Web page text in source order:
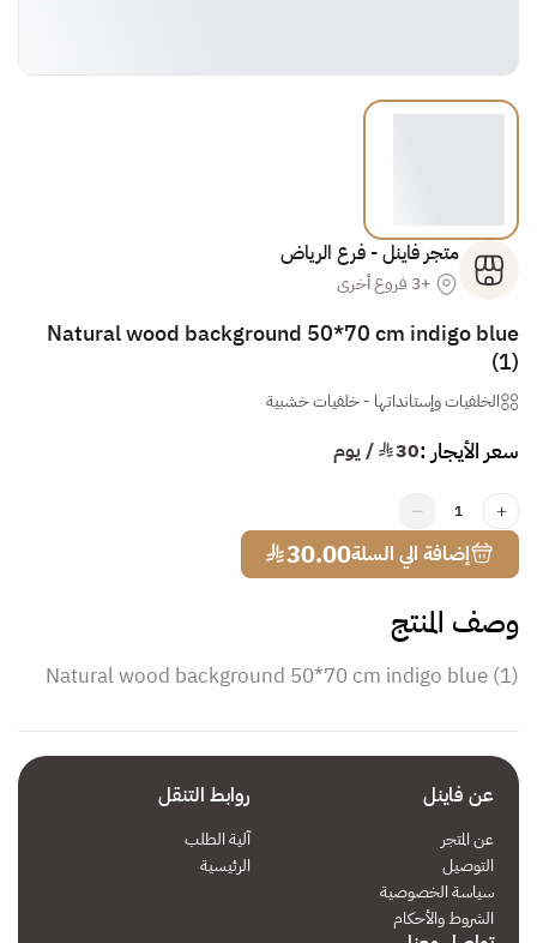
متجر فاينل - فرع الرياض
+3 فروع أخرى
Natural wood background 50*70 cm indigo blue
(1)
الخلفيات وإستانداتها -خلفيات خشبية
سعر الأيجار :30¥ / يوم
1
إضافة الي السلة30.00
¥
وصف المنتج
Natural wood background 50*70 cm indigo blue (1)
عن فاينل
عن المتجر
التوصيل
سياسة الخصوصية
الشروط والأحكام
روابط التنقل
آلية الطلب
الرئيسية